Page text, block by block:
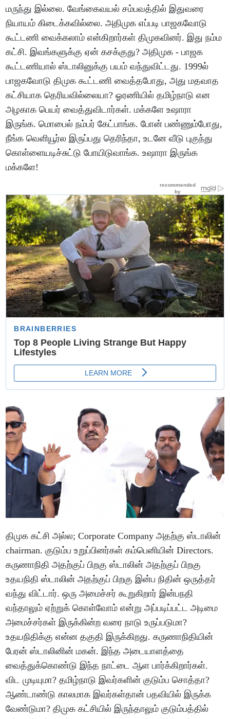
மருந்து இல்லை. வேங்கைவயல் சம்பவத்தில் இதுவரை
நியாயம் கிடைக்கவில்லை. அதிமுக எப்படி பாஜகவோடு
கூட்டணி வைக்கலாம் என்கிறார்கள் திமுகவினர். இது நம்ம
கட்சி. இவங்களுக்கு ஏன் கசக்குது? அதிமுக - பாஜக
கூட்டணியால் ஸ்டாலினுக்கு பயம் வந்துவிட்டது. 1999ல்
பாஜகவோடு திமுக கூட்டணி வைத்தபோது, அது மதவாத
கட்சியாக தெரியவில்லையா? ஓரணியில் தமிழ்நாடு என
அழகாக பெயர் வைத்துவிடார்கள். மக்களே உஷாரா
இருங்க. மொபைல் நம்பர் கேட்பாங்க. போன் பண்ணும்போது,
நீங்க வெளியூர்ல இருப்பது தெரிந்தா, உடனே வீடு புகுந்து
கொள்ளையடிச்சுட்டு போயிடுவாங்க. உஷாரா இருங்க
மக்களே!
திமுக கட்சி அல்ல; Corporate Company அதற்கு ஸ்டாலின்
chairman. குடும்ப உறுப்பினர்கள் கம்பெனியின் Directors.
கருணாநிதி அதற்குப் பிறகு ஸ்டாலின் அதற்குப் பிறகு
உதயநிதி ஸ்டாலின் அதற்குப் பிறகு இன்ப நிதின் ஒருத்தர்
வந்து விட்டார். ஒரு அமைச்சர் கூறுகிறார் இன்பநதி
வந்தாலும் ஏற்றுக் கொள்வோம் என்று அப்படிப்பட்ட அடிமை
அமைச்சர்கள் இருக்கின்ற வரை நாடு உருப்படுமா?
உதயநிதிக்கு என்ன தகுதி இருக்கிறது. கருணாநிதியின்
பேரன் ஸ்டாலினின் மகன். இந்த அடையாளத்தை
வைத்துக்கொண்டு இந்த நாட்டை ஆள பார்க்கிறார்கள்.
விட முடியுமா? தமிழ்நாடு இவர்களின் குடும்ப சொத்தா?
ஆண்டாண்டு காலமாக இவர்கள்தான் பதவியில் இருக்க
வேண்டுமா? திமுக கட்சியில் இருந்தாலும் குடும்பத்தில்